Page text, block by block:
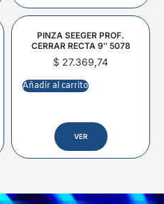
PINZA SEEGER PROF.
CERRAR RECTA 9″ 5078
$ 27.369,74
Añadir al carrito
VER